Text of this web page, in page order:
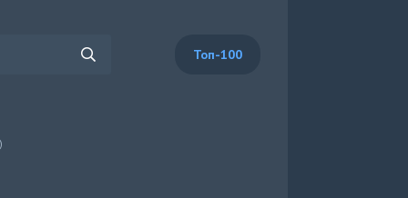
Топ-100